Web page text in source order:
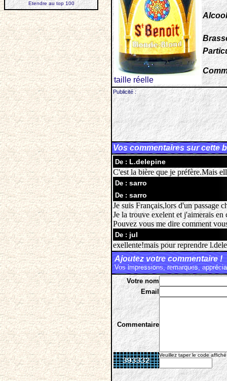
Etendre au top 100
taille réelle
Publicité :
Vos commentaires sur cette
De : L.delepine
C'est la bière que je préfère.Mais
De : sarro
De : sarro
Je suis Français,lors d'un passage
Je la trouve exelent et j'aimerais en
Pouvez vous me dire comment
De : jul
exellente!mais pour reprendre
Ajoutez votre commentaire !
Vos impressions, remarques,
Votre nom
Email
Commentaire
Veuillez taper le code